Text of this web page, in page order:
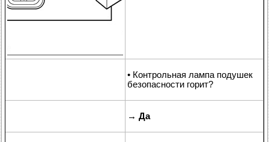
• Контрольная лампа подушек
безопасности горит?
→ Да